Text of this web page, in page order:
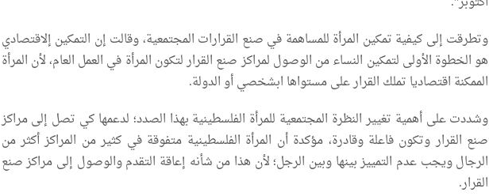
وتطرقت إلى كيفية تمكين المرأة للمساهمة في صنع القرارات المجتمعية، وقالت إن التمكين إلاقتصادي
هو الخطوة الأولى لتمكين النساء من الوصول لمراكز صنع القرار لتكون المرأة في العمل العام، لأن المرأة
الممكنة اقتصاديا تملك القرار على مستواها ابشخصي أو الدولة.
وشددت على أهمية تغيير النظرة المجتمعية للمرأة الفلسطينية بهذا الصدد؛ لدعمها كي تصل إلى مراكز
صنع القرار وتكون فاعلة وقادرة، مؤكدة أن المرأة الفلسطينية متفوقة في كثير من المراكز أكثر من
الرجال ويجب عدم التمييز بينها وبين الرجل؛ لأن هذا من شأنه إعاقة التقدم والوصول إلى مراكز صنع
القرار.